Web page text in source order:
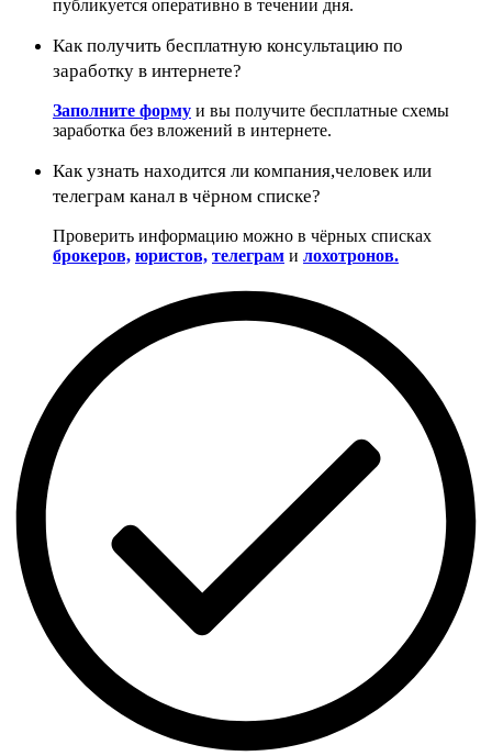
публикуется оперативно в течении дня.
Как получить бесплатную консультацию по
заработку в интернете?
Заполните форму и вы получите бесплатные схемы
заработка без вложений в интернете.
Как узнать находится ли компания,человек или
телеграм канал в чёрном списке?
Проверить информацию можно в чёрных списках
брокеров, юристов, телеграм и лохотронов.